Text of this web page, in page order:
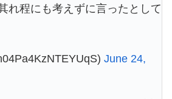
れ程にも考えずに言ったとして
June 24,